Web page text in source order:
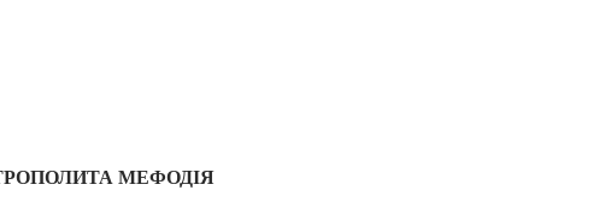
МЕФОДІЯ